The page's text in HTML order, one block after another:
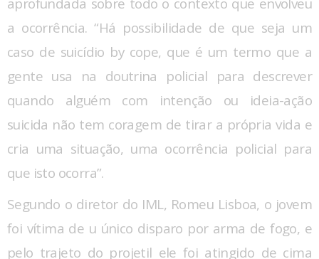
a ocorrência. “Há possibilidade de que seja um
caso de suicídio by cope, que é um termo que a
gente usa na doutrina policial para descrever
quando alguém com intenção ou ideia-ação
suicida não tem coragem de tirar a própria vida e
cria uma situação, uma ocorrência policial para
que isto ocorra”.
Segundo o diretor do IML, Romeu Lisboa, o jovem
foi vítima de u único disparo por arma de fogo, e
pelo trajeto do projetil ele foi atingido de cima